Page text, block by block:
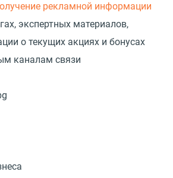
рекламной информации
экспертных материалов,
о текущих акциях и бонусах
каналам связи